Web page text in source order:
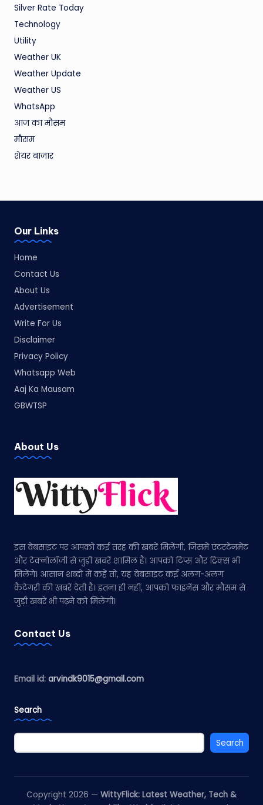
Silver Rate Today
Technology
Utility
Weather UK
Weather Update
Weather US
WhatsApp
आज का मौसम
मौसम
शेयर बाजार
Our Links
Home
Contact Us
About Us
Advertisement
Write For Us
Disclaimer
Privacy Policy
Whatsapp Web
Aaj Ka Mausam
GBWTSP
About Us
इस वेबसाइट पर आपको कई तरह की खबरें मिलेंगी, जिसमें एंटरटेनमेंट
और टेक्नोलॉजी से जुड़ी खबरें शामिल हैं। आपको टिप्स और ट्रिक्स भी
मिलेंगे। आसान शब्दों में कहें तो, यह वेबसाइट कई अलग-अलग
कैटेगरी की खबरें देती है। इतना ही नहीं, आपको फाइनेंस और मौसम से
जुड़ी खबरें भी पढ़ने को मिलेंगी।
Contact Us
Email id: arvindk9015@gmail.com
Search
Search
Copyright 2026 — WittyFlick: Latest Weather, Tech &